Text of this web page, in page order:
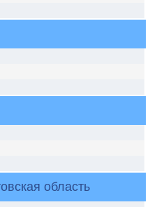
область